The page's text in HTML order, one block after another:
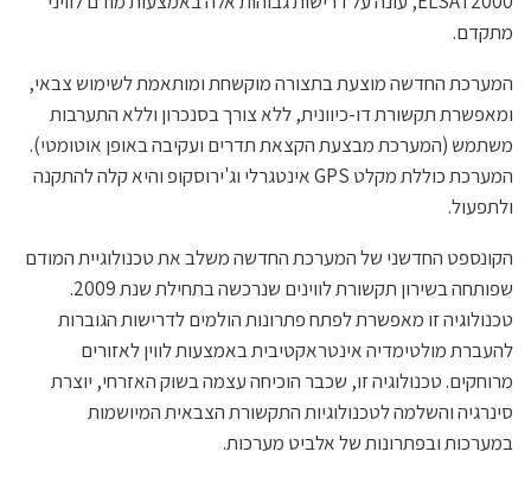
מתקדם.
המערכת החדשה מוצעת בתצורה מוקשחת ומותאמת לשימוש צבאי,
ומאפשרת תקשורת דו-כיוונית, ללא צורך בסנכרון וללא התערבות
משתמש (המערכת מבצעת הקצאת תדרים ועקיבה באופן אוטומטי).
המערכת כוללת מקלט GPS אינטגרלי וג'ירוסקופ והיא קלה להתקנה
ולתפעול.
הקונספט החדשני של המערכת החדשה משלב את טכנולוגיית המודם
שפותחה בשירון תקשורת לווינים שנרכשה בתחילת שנת 2009.
טכנולוגיה זו מאפשרת לפתח פתרונות הולמים לדרישות הגוברות
להעברת מולטימדיה אינטראקטיבית באמצעות לווין לאזורים
מרוחקים. טכנולוגיה זו, שכבר הוכיחה עצמה בשוק האזרחי, יוצרת
סינרגיה והשלמה לטכנולוגיות התקשורת הצבאית המיושמות
במערכות ובפתרונות של אלביט מערכות.